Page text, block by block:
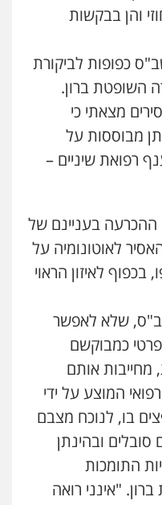
והן בבקשות
כפופות לביקורת
השופטת ברון.
מצאתי כי
מבוססות על
רפואת שיניים –
ההכרעה בעניינם של
לאוטונומיה על
לאיזון הראוי
שלא לאפשר
כמבוקשם
אותם
המוצע על ידי
בו, לנוכח מצבם
ובהינתן
התומכות
"אינני רואה